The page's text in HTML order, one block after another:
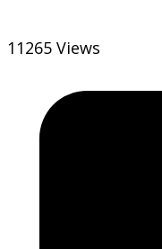
11265 Views